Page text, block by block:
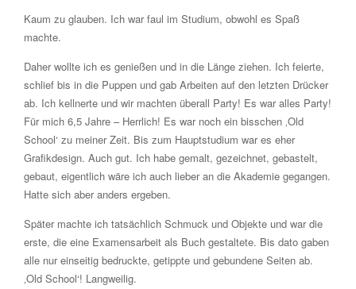
Kaum zu glauben. Ich war faul im Studium, obwohl es Spaß
machte.
Daher wollte ich es genießen und in die Länge ziehen. Ich feierte,
schlief bis in die Puppen und gab Arbeiten auf den letzten Drücker
ab. Ich kellnerte und wir machten überall Party! Es war alles Party!
Für mich 6,5 Jahre – Herrlich! Es war noch ein bisschen ‚Old
School‘ zu meiner Zeit. Bis zum Hauptstudium war es eher
Grafikdesign. Auch gut. Ich habe gemalt, gezeichnet, gebastelt,
gebaut, eigentlich wäre ich auch lieber an die Akademie gegangen.
Hatte sich aber anders ergeben.
Später machte ich tatsächlich Schmuck und Objekte und war die
erste, die eine Examensarbeit als Buch gestaltete. Bis dato gaben
alle nur einseitig bedruckte, getippte und gebundene Seiten ab.
‚Old School‘! Langweilig.